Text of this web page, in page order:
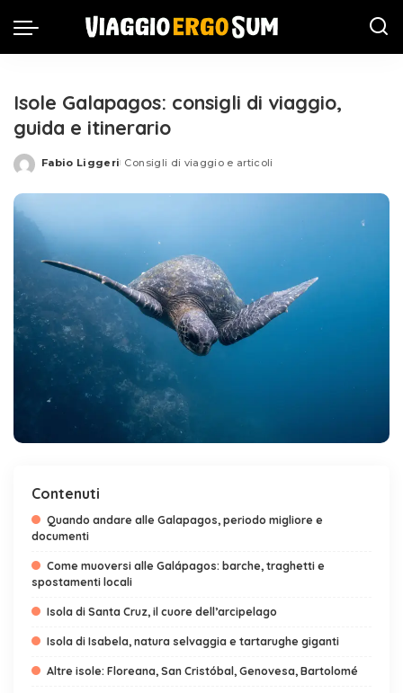
Isole Galapagos: consigli di viaggio,
guida e itinerario
Posted
Fabio Liggeri Consigli di viaggio e articoli
Contenuti
Quando andare alle Galapagos, periodo migliore e
documenti
Come muoversi alle Galápagos: barche, traghetti e
spostamenti locali
Isola di Santa Cruz, il cuore dell’arcipelago
Isola di Isabela, natura selvaggia e tartarughe giganti
Altre isole: Floreana, San Cristóbal, Genovesa, Bartolomé